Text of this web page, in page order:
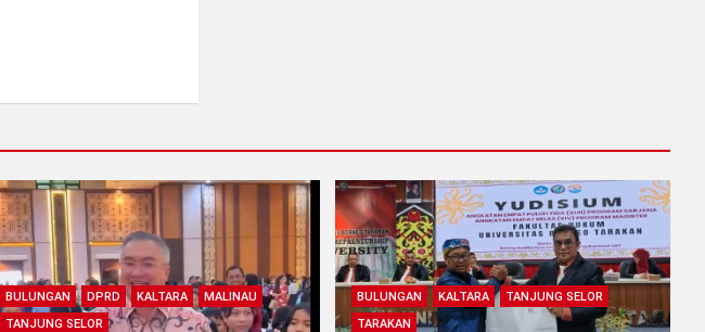
BULUNGAN DPRD KALTARA
MALINAU
TANJUNG SELOR
BULUNGAN KALTARA
TANJUNG SELOR
TARAKAN